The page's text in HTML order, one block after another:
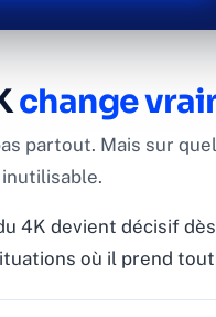
change
partout. Mais sur
4K devient décisif
où il prend